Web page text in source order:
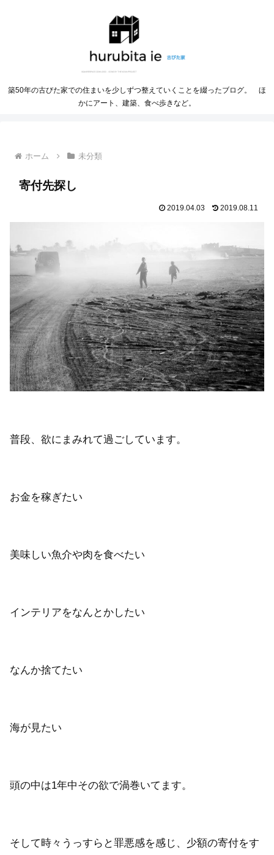
築50年の古びた家での住まいを少しずつ整えていくことを綴ったブログ。 ほ
かにアート、建築、食べ歩きなど。
ホーム 未分類
寄付先探し
2019.04.03 2019.08.11
普段、欲にまみれて過ごしています。
お金を稼ぎたい
美味しい魚介や肉を食べたい
インテリアをなんとかしたい
なんか捨てたい
海が見たい
頭の中は1年中その欲で渦巻いてます。
そして時々うっすらと罪悪感を感じ、少額の寄付をす